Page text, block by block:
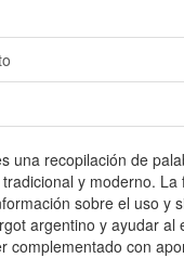
una recopilación de
y moderno. La
sobre el uso y
argentino y ayudar al
complementado con